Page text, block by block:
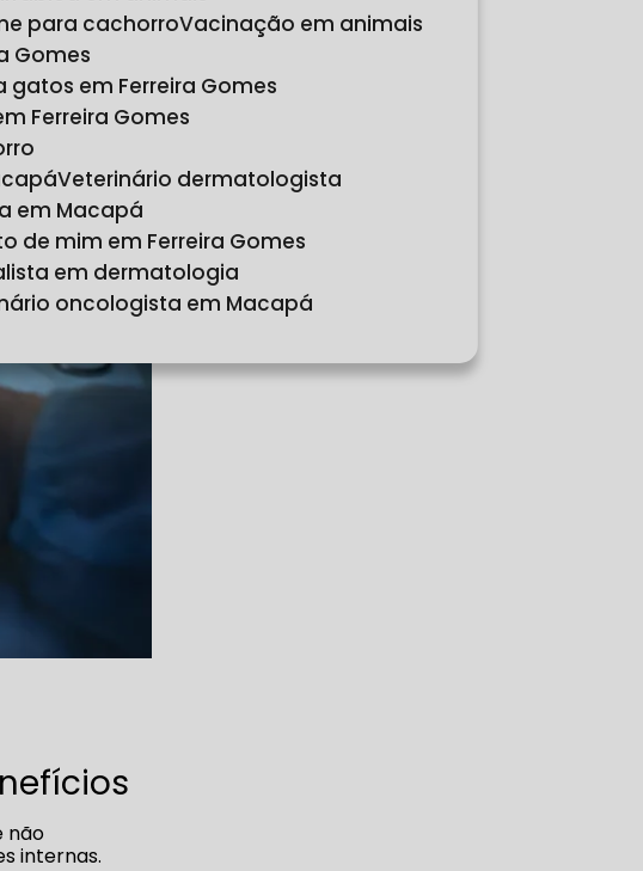
para cachorro Vacinação em animais
Gomes
gatos em Ferreira Gomes
Ferreira Gomes
Veterinário dermatologista
em Macapá
de mim em Ferreira Gomes
em dermatologia
oncologista em Macapá
não
internas.